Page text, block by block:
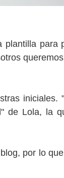
para
iniciales.
de Lola, la
por lo